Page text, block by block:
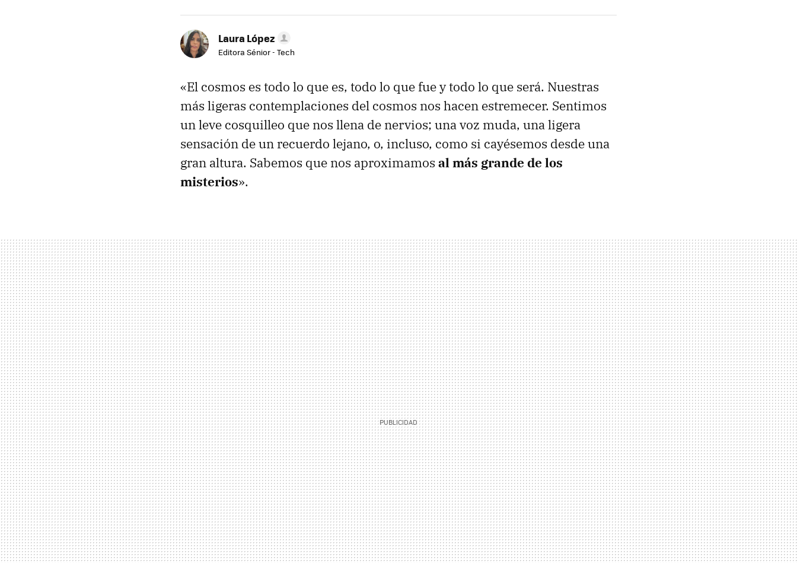
Laura López
Editora Sénior - Tech
«El cosmos es todo lo que es, todo lo que fue y todo lo que será. Nuestras
más ligeras contemplaciones del cosmos nos hacen estremecer. Sentimos
un leve cosquilleo que nos llena de nervios; una voz muda, una ligera
sensación de un recuerdo lejano, o, incluso, como si cayésemos desde una
gran altura. Sabemos que nos aproximamos al más grande de los
misterios».